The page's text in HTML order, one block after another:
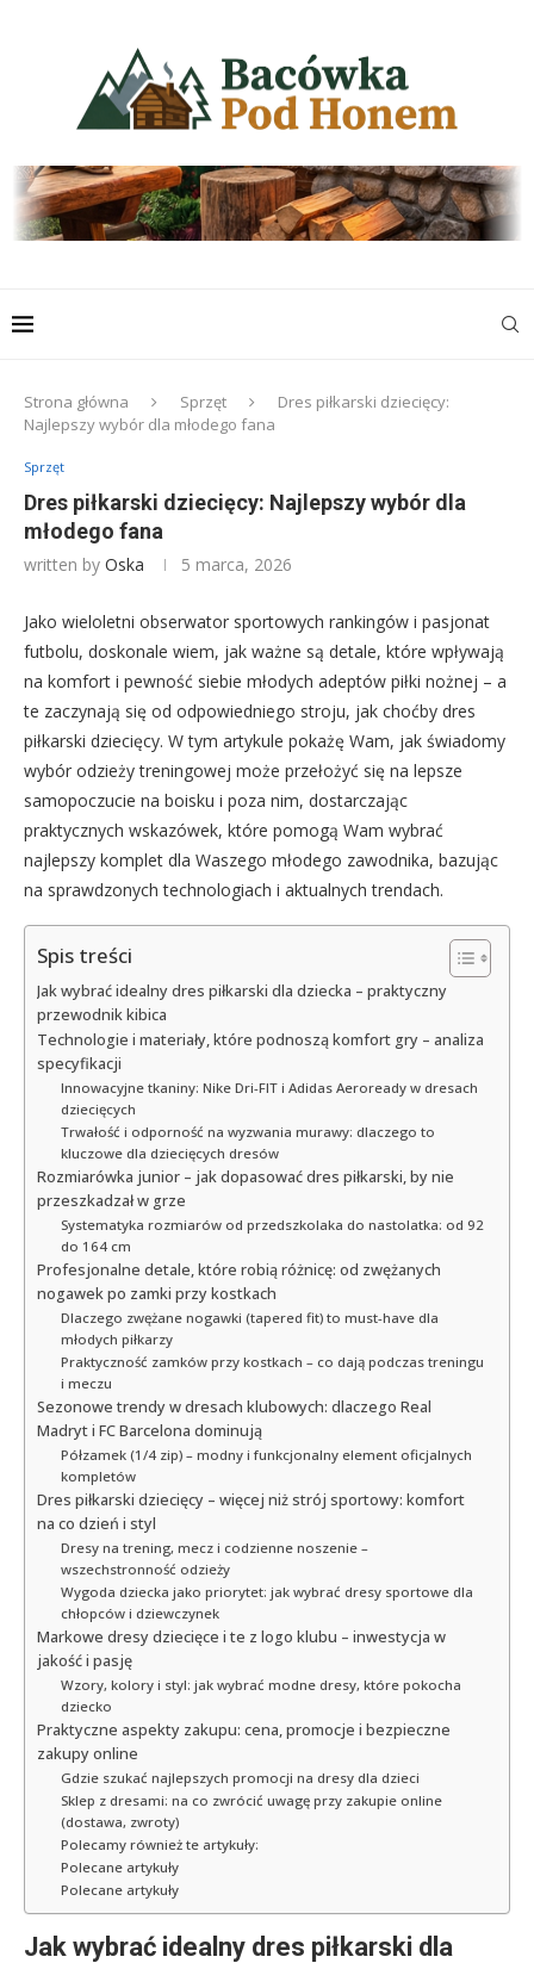
Strona główna Sprzęt
Dres piłkarski dziecięcy:
Najlepszy wybór dla młodego fana
Sprzęt
Dres piłkarski dziecięcy: Najlepszy wybór dla
młodego fana
written by Oska 5 marca, 2026
Jako wieloletni obserwator sportowych rankingów i pasjonat
futbolu, doskonale wiem, jak ważne są detale, które wpływają
na komfort i pewność siebie młodych adeptów piłki nożnej – a
te zaczynają się od odpowiedniego stroju, jak choćby dres
piłkarski dziecięcy. W tym artykule pokażę Wam, jak świadomy
wybór odzieży treningowej może przełożyć się na lepsze
samopoczucie na boisku i poza nim, dostarczając
praktycznych wskazówek, które pomogą Wam wybrać
najlepszy komplet dla Waszego młodego zawodnika, bazując
na sprawdzonych technologiach i aktualnych trendach.
Spis treści
Jak wybrać idealny dres piłkarski dla dziecka – praktyczny
przewodnik kibica
Technologie i materiały, które podnoszą komfort gry – analiza
specyfikacji
Innowacyjne tkaniny: Nike Dri-FIT i Adidas Aeroready w dresach
dziecięcych
Trwałość i odporność na wyzwania murawy: dlaczego to
kluczowe dla dziecięcych dresów
Rozmiarówka junior – jak dopasować dres piłkarski, by nie
przeszkadzał w grze
Systematyka rozmiarów od przedszkolaka do nastolatka: od 92
do 164 cm
Profesjonalne detale, które robią różnicę: od zwężanych
nogawek po zamki przy kostkach
Dlaczego zwężane nogawki (tapered fit) to must-have dla
młodych piłkarzy
Praktyczność zamków przy kostkach – co dają podczas treningu
i meczu
Sezonowe trendy w dresach klubowych: dlaczego Real
Madryt i FC Barcelona dominują
Półzamek (1/4 zip) – modny i funkcjonalny element oficjalnych
kompletów
Dres piłkarski dziecięcy – więcej niż strój sportowy: komfort
na co dzień i styl
Dresy na trening, mecz i codzienne noszenie –
wszechstronność odzieży
Wygoda dziecka jako priorytet: jak wybrać dresy sportowe dla
chłopców i dziewczynek
Markowe dresy dziecięce i te z logo klubu – inwestycja w
jakość i pasję
Wzory, kolory i styl: jak wybrać modne dresy, które pokocha
dziecko
Praktyczne aspekty zakupu: cena, promocje i bezpieczne
zakupy online
Gdzie szukać najlepszych promocji na dresy dla dzieci
Sklep z dresami: na co zwrócić uwagę przy zakupie online
(dostawa, zwroty)
Polecamy również te artykuły:
Polecane artykuły
Polecane artykuły
Jak wybrać idealny dres piłkarski dla